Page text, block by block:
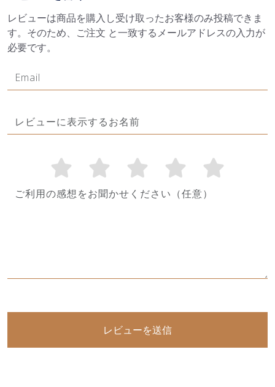
レビューは商品を購入し受け取ったお客様のみ投稿できま
す。そのため、ご注文 と一致するメールアドレスの入力が
必要です。
レビューを送信